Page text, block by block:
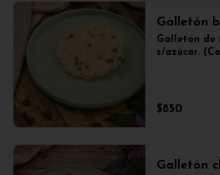
Galletón
Galleton de
s/azúcar.
$850
Galletón